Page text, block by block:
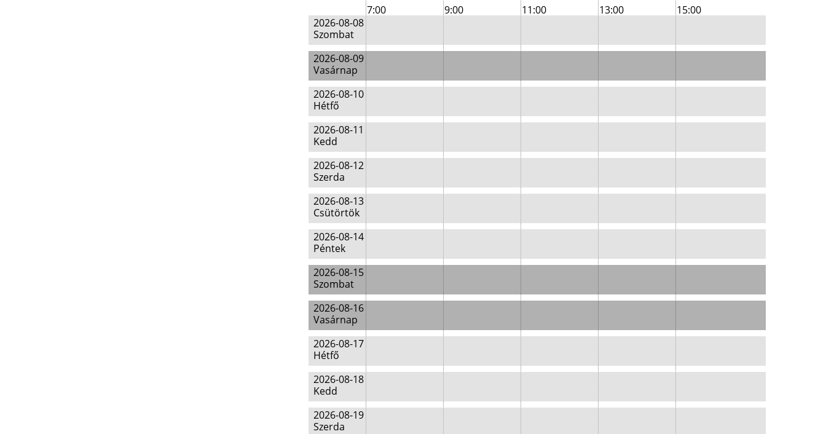
7:00
9:00 11:00 13:00
15:00
2026-08-08
Szombat
2026-08-09
Vasárnap
2026-08-10
Hétfő
2026-08-11
Kedd
2026-08-12
Szerda
2026-08-13
Csütörtök
2026-08-14
Péntek
2026-08-15
Szombat
2026-08-16
Vasárnap
2026-08-17
Hétfő
2026-08-18
Kedd
2026-08-19
Szerda